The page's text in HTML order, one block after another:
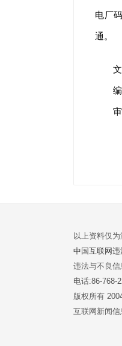
电厂
通。
以上资料仅
中国互联网
违法与不良
电话:86-768-
版权所有
互联网新闻